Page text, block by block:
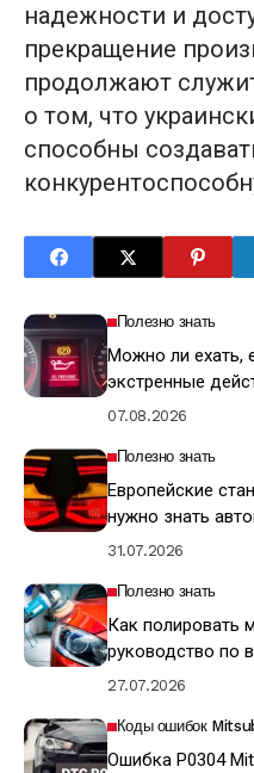
надежности и
прекращение
продолжают
о том, что
способны
Полезно знать
Можно ли ехать,
экстренные
07.08.2026
Полезно знать
Европейские
нужно знать
31.07.2026
Полезно знать
Как полировать
руководство по
27.07.2026
Коды ошибок
Ошибка P0304